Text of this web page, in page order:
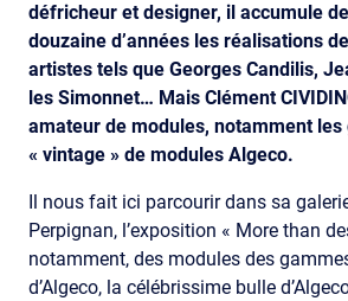
défricheur et designer, il accumule
douzaine d’années les réalisations
artistes tels que Georges Candilis,
les Simonnet… Mais Clément
amateur de modules, notamment les
« vintage » de modules Algeco.
Il nous fait ici parcourir dans sa
Perpignan, l’exposition « More than
notamment, des modules des
d’Algeco, la célébrissime bulle